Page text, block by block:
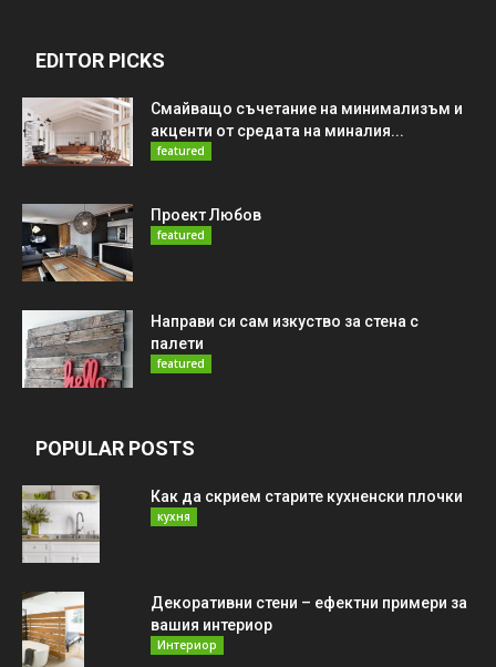
EDITOR PICKS
Смайващо съчетание на минимализъм и
акценти от средата на миналия...
featured
Проект Любов
featured
Направи си сам изкуство за стена с
палети
featured
POPULAR POSTS
Как да скрием старите кухненски плочки
кухня
Декоративни стени – ефектни примери за
вашия интериор
Интериор